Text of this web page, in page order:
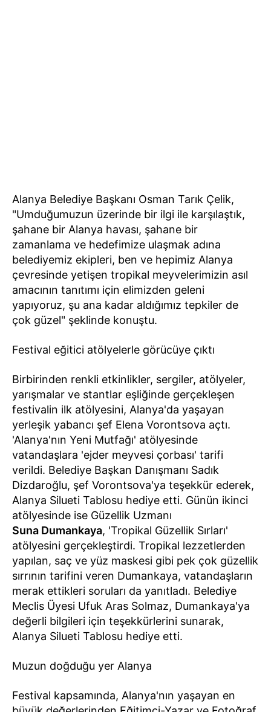
Alanya Belediye Başkanı Osman Tarık Çelik,
"Umduğumuzun üzerinde bir ilgi ile karşılaştık,
şahane bir Alanya havası, şahane bir
zamanlama ve hedefimize ulaşmak adına
belediyemiz ekipleri, ben ve hepimiz Alanya
çevresinde yetişen tropikal meyvelerimizin asıl
amacının tanıtımı için elimizden geleni
yapıyoruz, şu ana kadar aldığımız tepkiler de
çok güzel" şeklinde konuştu.
Festival eğitici atölyelerle görücüye çıktı
Birbirinden renkli etkinlikler, sergiler, atölyeler,
yarışmalar ve stantlar eşliğinde gerçekleşen
festivalin ilk atölyesini, Alanya'da yaşayan
yerleşik yabancı şef Elena Vorontsova açtı.
'Alanya'nın Yeni Mutfağı' atölyesinde
vatandaşlara 'ejder meyvesi çorbası' tarifi
verildi. Belediye Başkan Danışmanı Sadık
Dizdaroğlu, şef Vorontsova'ya teşekkür ederek,
Alanya Silueti Tablosu hediye etti. Günün ikinci
atölyesinde ise Güzellik Uzmanı
Suna Dumankaya, 'Tropikal Güzellik Sırları'
atölyesini gerçekleştirdi. Tropikal lezzetlerden
yapılan, saç ve yüz maskesi gibi pek çok güzellik
sırrının tarifini veren Dumankaya, vatandaşların
merak ettikleri soruları da yanıtladı. Belediye
Meclis Üyesi Ufuk Aras Solmaz, Dumankaya'ya
değerli bilgileri için teşekkürlerini sunarak,
Alanya Silueti Tablosu hediye etti.
Muzun doğduğu yer Alanya
Festival kapsamında, Alanya'nın yaşayan en